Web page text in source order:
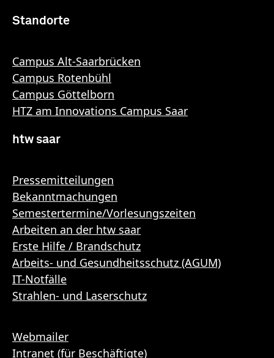
Standorte
Campus Alt-Saarbrücken
Campus Rotenbühl
Campus Göttelborn
HTZ am Innovations Campus Saar
htw saar
Pressemitteilungen
Bekanntmachungen
Semestertermine/Vorlesungszeiten
Arbeiten an der htw saar
Erste Hilfe / Brandschutz
Arbeits- und Gesundheitsschutz (AGUM)
IT-Notfälle
Strahlen- und Laserschutz
Webmailer
Intranet (für Beschäftigte)